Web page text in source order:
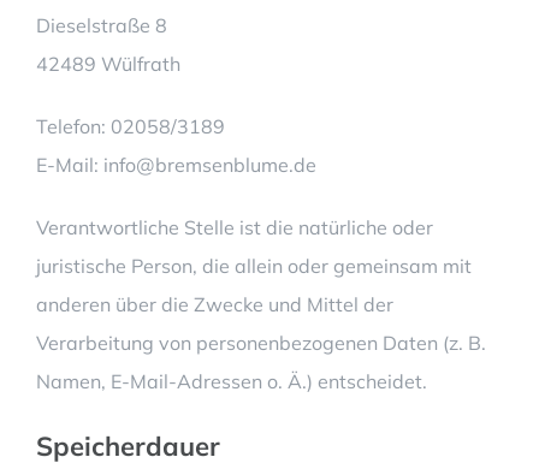
Dieselstraße 8
42489 Wülfrath
Telefon: 02058/3189
E-Mail: info@bremsenblume.de
Verantwortliche Stelle ist die natürliche oder
juristische Person, die allein oder gemeinsam mit
anderen über die Zwecke und Mittel der
Verarbeitung von personenbezogenen Daten (z. B.
Namen, E-Mail-Adressen o. Ä.) entscheidet.
Speicherdauer